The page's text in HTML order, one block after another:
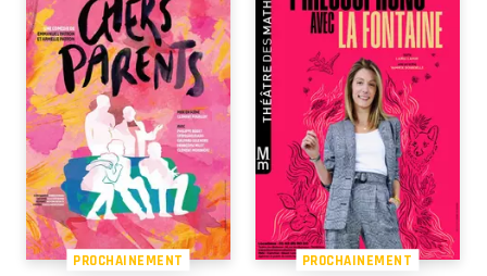
PROCHAINEMENT PROCHAINEMENT